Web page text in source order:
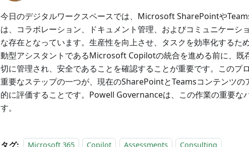
今日のデジタルワークスペースでは、Microsoft SharePointや
は、コラボレーション、ドキュメント管理、およびコミュニケーシ
な存在となっています。生産性を向上させ、タスクを効率化するた
動型アシスタントであるMicrosoft Copilotの統合を進める前に、既
切に管理され、安全であることを確認することが重要です。このプ
重要なステップの一つが、現在のSharePointとTeamsコンテンツの
的に評価することです。Powell Governanceは、この作業の重要な
す。
タグ: Microsoft 365 Copilot Assessments Consulting